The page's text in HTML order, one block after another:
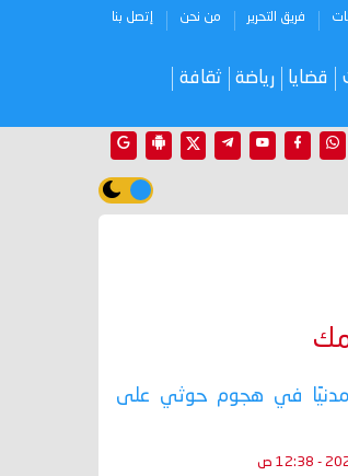
فريق التحرير من نحن إتصل بنا
قضايا رياضة ثقافة
/ إصابة 11 مدنيًا في هجوم حوثي على